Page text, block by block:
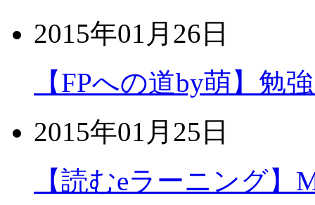
2015年01月26日
【FPへの道by萌】勉
2015年01月25日
【読むeラーニング】